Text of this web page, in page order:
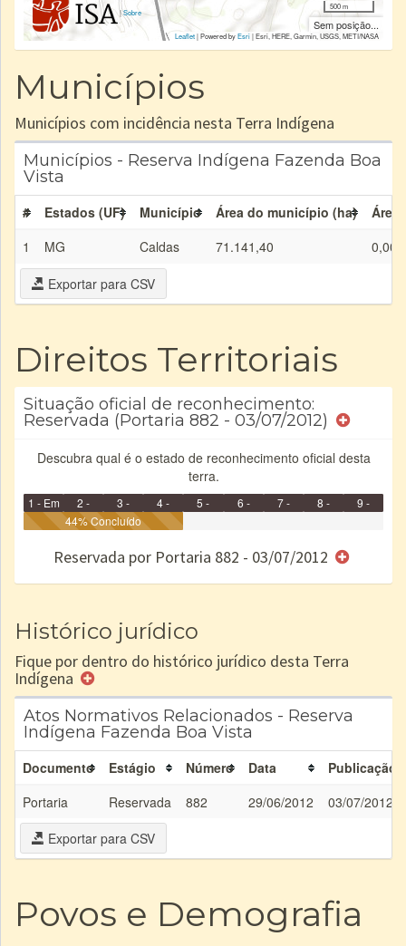
|Sobre
500 m
Sem posição...
Leaflet| Powered byEsri|Esri, HERE, Garmin, USGS, METI/NASA
Municípios
Municípios com incidência nesta Terra Indígena
Municípios - Reserva Indígena Fazenda Boa
Vista
# Estados (UF) Município Área do município (ha)
Área
1
MG Caldas 71.141,40 0,00
Exportar para CSV
Direitos Territoriais
Situação oficial de reconhecimento:
Reservada (Portaria 882 - 03/07/2012)
Descubra qual é o estado de reconhecimento oficial desta
terra.
1 - Em
Identificação
2 -
Identificada
3 -
Declarada
4 -
Reservada
5 -
6 -
e/ou
7 -
8 -
9 -
44% Concluído
Reservada por Portaria 882 - 03/07/2012
Histórico jurídico
Fique por dentro do histórico jurídico desta Terra
Indígena
Atos Normativos Relacionados - Reserva
Indígena Fazenda Boa Vista
Documento Estágio Número Data
Publicação
Portaria
Reservada 882 29/06/2012
03/07/2012
Exportar para CSV
Povos e Demografia